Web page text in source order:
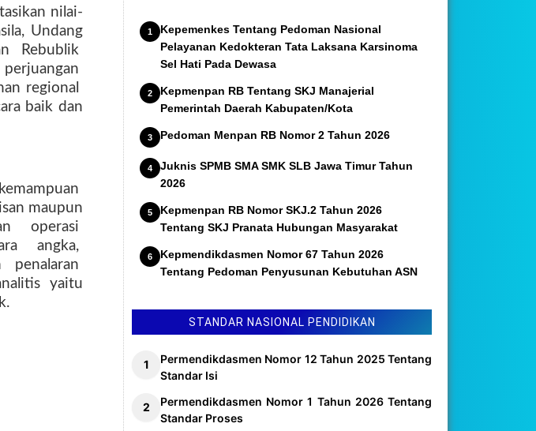
nilai-
Undang
Rebublik
perjuangan
regional
baik dan
kemampuan
lisan maupun
operasi
angka,
penalaran
yaitu
Kepemenkes Tentang Pedoman Nasional
Pelayanan Kedokteran Tata Laksana Karsinoma
Sel Hati Pada Dewasa
Kepmenpan RB Tentang SKJ Manajerial
Pemerintah Daerah Kabupaten/Kota
Pedoman Menpan RB Nomor 2 Tahun 2026
Juknis SPMB SMA SMK SLB Jawa Timur Tahun
2026
Kepmenpan RB Nomor SKJ.2 Tahun 2026
Tentang SKJ Pranata Hubungan Masyarakat
Kepmendikdasmen Nomor 67 Tahun 2026
Tentang Pedoman Penyusunan Kebutuhan ASN
STANDAR NASIONAL PENDIDIKAN
Permendikdasmen Nomor 12 Tahun 2025 Tentang
Standar Isi
Permendikdasmen Nomor 1 Tahun 2026 Tentang
Standar Proses